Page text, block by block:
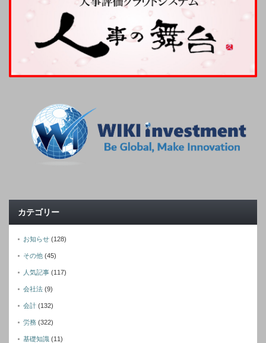
カテゴリー
お知らせ (128)
その他 (45)
人気記事 (117)
会社法 (9)
会計 (132)
労務 (322)
基礎知識 (11)